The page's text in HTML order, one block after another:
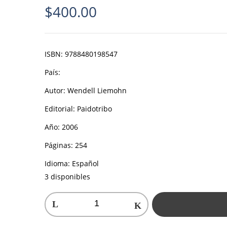
$400.00
ISBN: 9788480198547
País:
Autor: Wendell Liemohn
Editorial: Paidotribo
Año: 2006
Páginas: 254
Idioma: Español
3 disponibles
Prescripción
del